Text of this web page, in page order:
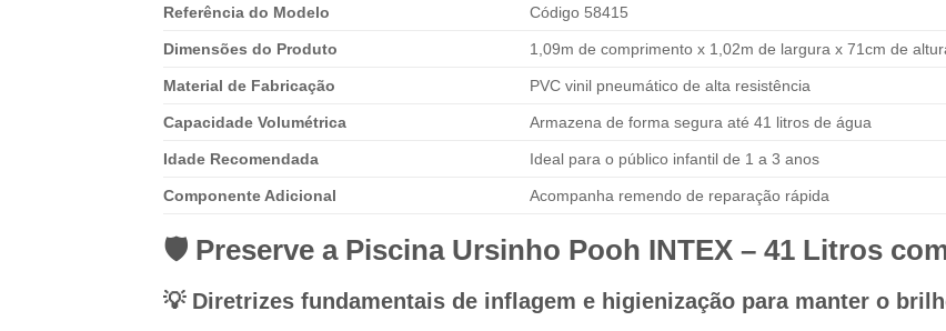
Referência do Modelo Código 58415
Dimensões do Produto 1,09m de comprimento x 1,02m de largura x 71cm de
Material de Fabricação PVC vinil pneumático de alta resistência
Capacidade Volumétrica Armazena de forma segura até 41 litros de água
Idade Recomendada Ideal para o público infantil de 1 a 3 anos
Componente Adicional Acompanha remendo de reparação rápida
🛡️ Preserve a Piscina Ursinho Pooh INTEX – 41 Litros
💡 Diretrizes fundamentais de inflagem e higienização para manter o